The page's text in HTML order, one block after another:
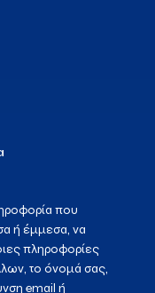
που
ή έμμεσα, να
πληροφορίες
το όνομά σας,
email ή